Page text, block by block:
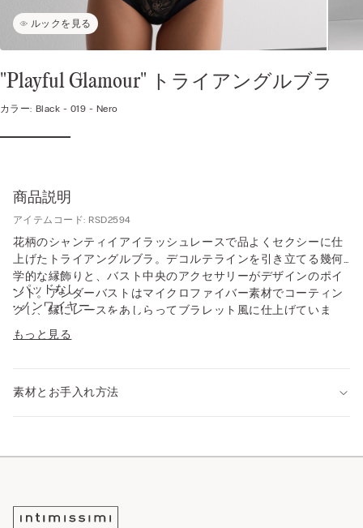
ルックを見る
"Playful Glamour" トライアングルブラ
カラー: Black - 019 - Nero
商品説明
アイテムコード: RSD2594
花柄のシャンティイアイラッシュレースで品よくセクシーに仕
上げたトライアングルブラ。デコルテラインを引き立てる幾何
学的な縁飾りと、バスト中央のアクセサリーがデザインのポイ
ント。アンダーバストはマイクロファイバー素材でコーティン
グし、縁にレースをあしらってブラレット風に仕上げていま
す。柔らかく快適な着け心地で、バストを自然に整えながら、
フェミニンな胸元を演出します。
• パッドなし
• ノンワイヤー
• 自然なバストを演出
もっと見る
素材とお手入れ方法